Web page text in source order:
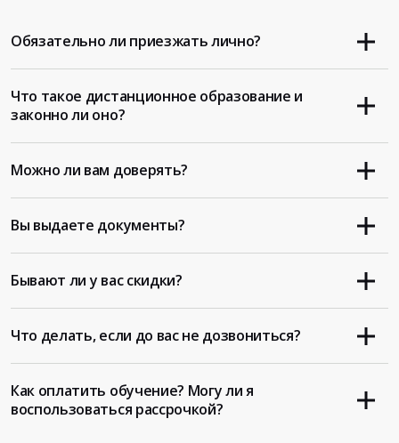
Обязательно ли приезжать лично?
Что такое дистанционное образование и
законно ли оно?
Можно ли вам доверять?
Вы выдаете документы?
Бывают ли у вас скидки?
Что делать, если до вас не дозвониться?
Как оплатить обучение? Могу ли я
воспользоваться рассрочкой?